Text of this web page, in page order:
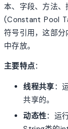
本、字段、方法
(Constant Pool
符号引用，这部
中存放。
主要特点：
线程共享：
共享的。
动态性：运